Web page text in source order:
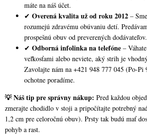
máte na náš účet.
✔ Overená kvalita už od roku 2012 –
rozumejú zdravému obúvaniu detí.
prospešnú obuv od preverených dodávateľov.
✔ Odborná infolinka na telefóne –
veľkosťami alebo neviete, aký strih je
Zavolajte nám na +421 948 777 045 (Po-
ochotne poradíme.
💡 Náš tip pre správny nákup: Pred každou
zmerajte chodidlo v stoji a pripočítajte potrebný
1,2 cm pre celoročnú obuv). Prsty tak budú mať
pohyb a rast.